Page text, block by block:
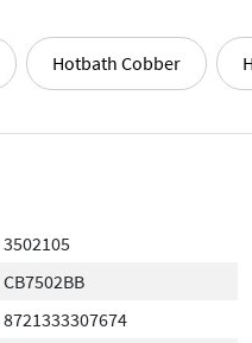
Hotbath Cobber
3502105
CB7502BB
8721333307674